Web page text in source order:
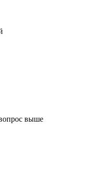
выше